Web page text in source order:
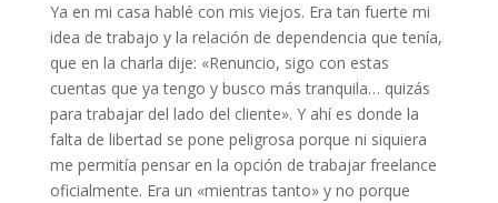
Ya en mi casa hablé con mis viejos. Era tan fuerte mi
idea de trabajo y la relación de dependencia que tenía,
que en la charla dije: «Renuncio, sigo con estas
cuentas que ya tengo y busco más tranquila… quizás
para trabajar del lado del cliente». Y ahí es donde la
falta de libertad se pone peligrosa porque ni siquiera
me permitía pensar en la opción de trabajar freelance
oficialmente. Era un «mientras tanto» y no porque